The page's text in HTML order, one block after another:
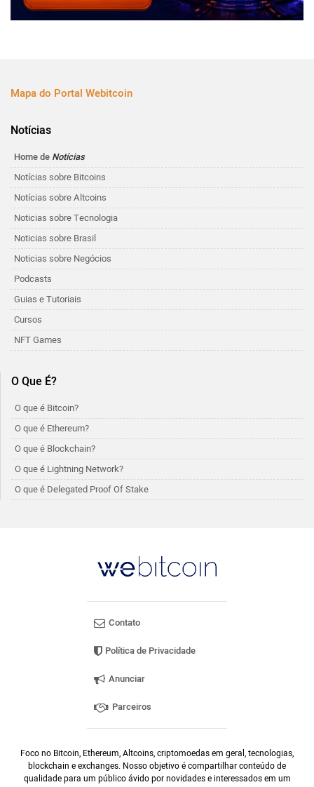
Mapa do Portal Webitcoin
Notícias
Home de Notícias
Notícias sobre Bitcoins
Notícias sobre Altcoins
Noticias sobre Tecnologia
Noticias sobre Brasil
Noticias sobre Negócios
Podcasts
Guias e Tutoriais
Cursos
NFT Games
O Que É?
O que é Bitcoin?
O que é Ethereum?
O que é Blockchain?
O que é Lightning Network?
O que é Delegated Proof Of Stake
Contato
Política de Privacidade
Anunciar
Parceiros
Foco no Bitcoin, Ethereum, Altcoins, criptomoedas em geral, tecnologias,
blockchain e exchanges. Nosso objetivo é compartilhar conteúdo de
qualidade para um público ávido por novidades e interessados em um